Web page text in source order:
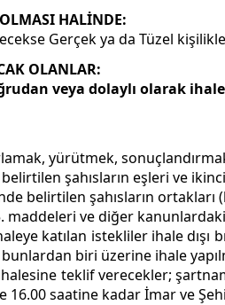
HALİNDE:
Gerçek ya da Tüzel
OLANLAR:
veya dolaylı olarak
yürütmek,
şahısların eşleri ve
belirtilen şahısların
maddeleri ve diğer
katılan istekliler ihale
biri üzerine ihale
ihalesine teklif verecekler;
16.00 saatine kadar İmar ve